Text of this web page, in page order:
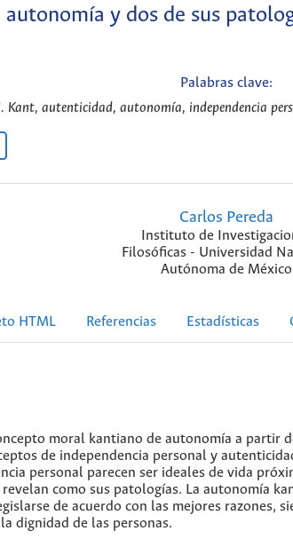
autonomía y dos de sus
Palabras clave:
Kant, autenticidad, autonomía, independencia
Carlos Pereda
Instituto de
Filosóficas - Universidad
Autónoma de México
HTML Referencias Estadísticas
moral kantiano de autonomía a partir
de independencia personal y
personal parecen ser ideales de vida
como sus patologías. La autonomía
de acuerdo con las mejores razones,
dignidad de las personas.